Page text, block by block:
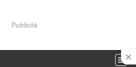
Publicité